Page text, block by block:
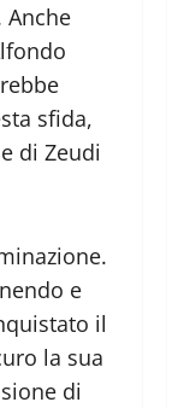
sfida,
di Zeudi
e
il
la sua
di